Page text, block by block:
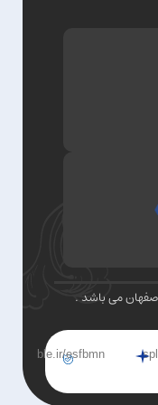
می باشد .
ble.ir/esfbmn